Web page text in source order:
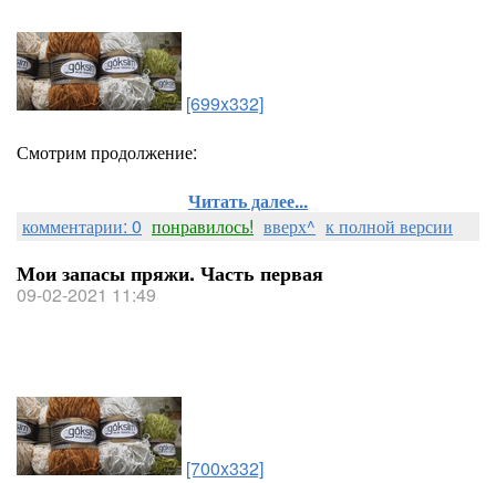
[699x332]
Смотрим продолжение:
Читать далее...
комментарии: 0 понравилось! вверх^ к полной версии
Мои запасы пряжи. Часть первая
09-02-2021 11:49
[700x332]